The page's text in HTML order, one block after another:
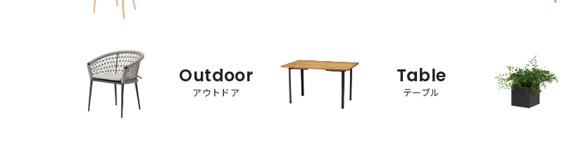
Outdoor
アウトドア
Table
テーブル